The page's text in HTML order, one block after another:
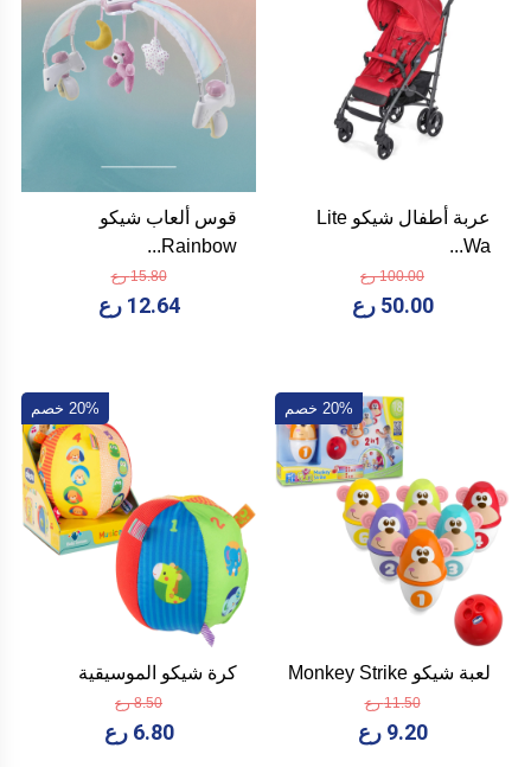
عربة أطفال شيكو Lite
Wa...
100.00 رع
50.00 رع
قوس ألعاب شيكو
Rainbow...
15.80 رع
12.64 رع
20% خصم
لعبة شيكو Monkey Strike
11.50 رع
9.20 رع
20% خصم
كرة شيكو الموسيقية
8.50 رع
6.80 رع